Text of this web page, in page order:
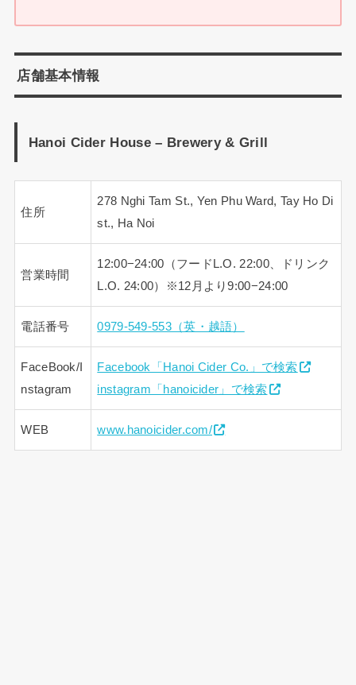
店舗基本情報
Hanoi Cider House – Brewery & Grill
住所
278 Nghi Tam St., Yen Phu Ward, Tay Ho Di
st., Ha Noi
営業時間
12:00−24:00（フードL.O. 22:00、ドリンク
L.O. 24:00）※12月より9:00−24:00
電話番号 0979-549-553（英・越語）
FaceBook/I
nstagram
Facebook「Hanoi Cider Co.」で検索
instagram「hanoicider」で検索
WEB www.hanoicider.com/